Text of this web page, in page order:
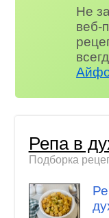
Не
веб-
Репа в
Подборка